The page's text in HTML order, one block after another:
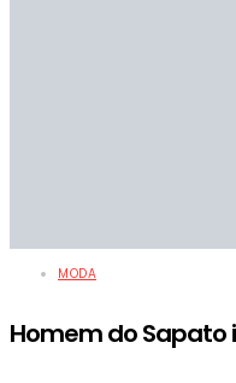
MODA
Homem do Sapato